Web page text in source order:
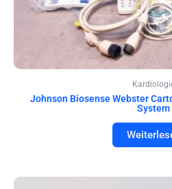
Johnson Biosense Webster
System